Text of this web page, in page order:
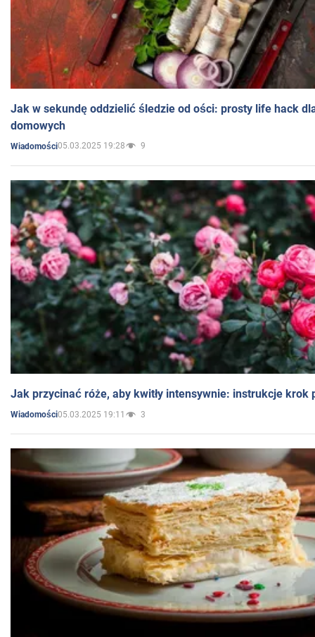
Jak w sekundę oddzielić śledzie od ości: prosty life hack
domowych
Wiadomości05.03.2025 19:28 9
Jak przycinać róże, aby kwitły intensywnie: instrukcje krok
Wiadomości05.03.2025 19:11 3